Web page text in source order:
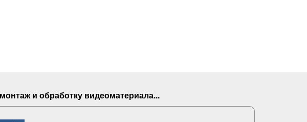
и обработку видеоматериала...